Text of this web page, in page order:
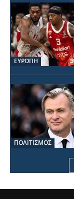
ΕΥΡΩΠΗ
ΠΟΛΙΤΙΣΜΟΣ